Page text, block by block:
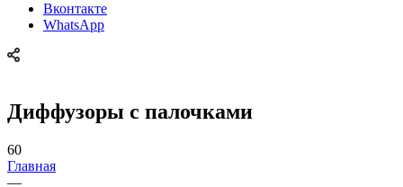
Вконтакте
WhatsApp
Диффузоры с палочками
60
Главная
—